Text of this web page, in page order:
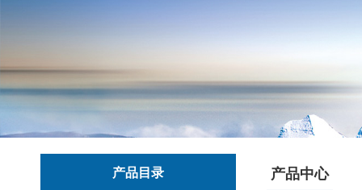
产品目录 产品中心